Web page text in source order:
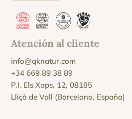
Atención al cliente
info@qknatur.com
+34 669 89 38 89
P.I. Els Xops, 12, 08185
Lliçà de Vall (Barcelona, España)